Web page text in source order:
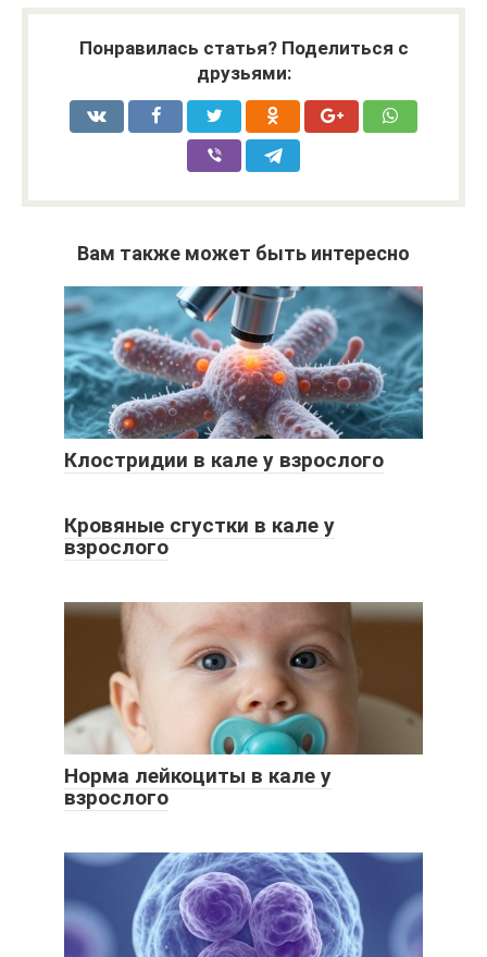
Понравилась статья? Поделиться с
друзьями:
Вам также может быть интересно
Клостридии в кале у взрослого
Кровяные сгустки в кале у
взрослого
Норма лейкоциты в кале у
взрослого